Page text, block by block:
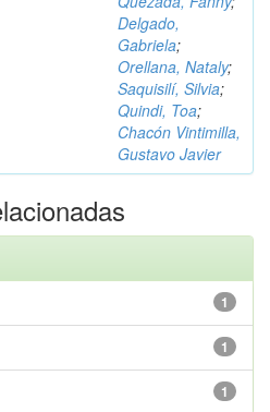
Delgado,
Gabriela;
Orellana, Nataly;
Saquisilí, Silvia;
Quindi, Toa;
Chacón Vintimilla,
Gustavo Javier
1
1
1